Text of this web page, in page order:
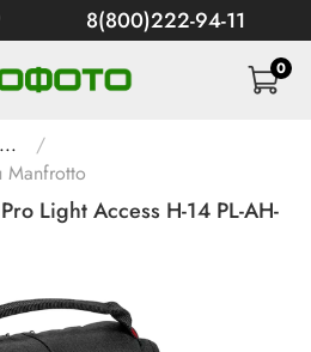
8(800)222-94-11
0
...
Light Access H-14 PL-AH-